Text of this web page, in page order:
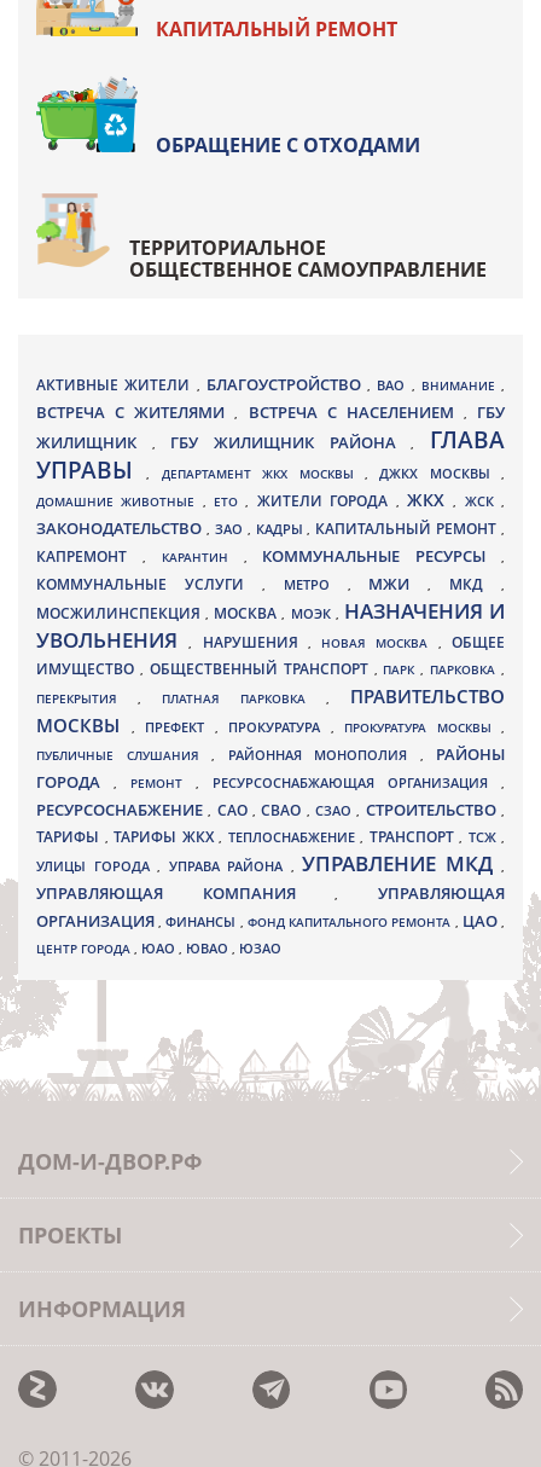
КАПИТАЛЬНЫЙ РЕМОНТ
ОБРАЩЕНИЕ С ОТХОДАМИ
ТЕРРИТОРИАЛЬНОЕ
ОБЩЕСТВЕННОЕ САМОУПРАВЛЕНИЕ
АКТИВНЫЕ ЖИТЕЛИ , БЛАГОУСТРОЙСТВО , ВАО , ВНИМАНИЕ ,
ВСТРЕЧА С ЖИТЕЛЯМИ, ВСТРЕЧА С НАСЕЛЕНИЕМ , ГБУ
ЖИЛИЩНИК
, ГБУ ЖИЛИЩНИК РАЙОНА, ГЛАВА
УПРАВЫ, ДЕПАРТАМЕНТ ЖКХ МОСКВЫ ,ДЖКХ МОСКВЫ ,
ДОМАШНИЕ ЖИВОТНЫЕ , ЕТО, ЖИТЕЛИ ГОРОДА , ЖКХ, ЖСК,
ЗАКОНОДАТЕЛЬСТВО , ЗАО , КАДРЫ, КАПИТАЛЬНЫЙ РЕМОНТ ,
КАПРЕМОНТ , КАРАНТИН , КОММУНАЛЬНЫЕ РЕСУРСЫ,
КОММУНАЛЬНЫЕ УСЛУГИ , МЕТРО , МЖИ, МКД ,
МОСЖИЛИНСПЕКЦИЯ, МОСКВА , МОЭК , НАЗНАЧЕНИЯ И
УВОЛЬНЕНИЯ, НАРУШЕНИЯ , НОВАЯ МОСКВА ,ОБЩЕЕ
ИМУЩЕСТВО , ОБЩЕСТВЕННЫЙ ТРАНСПОРТ , ПАРК, ПАРКОВКА ,
ПЕРЕКРЫТИЯ , ПЛАТНАЯ ПАРКОВКА , ПРАВИТЕЛЬСТВО
МОСКВЫ
, ПРЕФЕКТ , ПРОКУРАТУРА , ПРОКУРАТУРА МОСКВЫ ,
ПУБЛИЧНЫЕ СЛУШАНИЯ , РАЙОННАЯ МОНОПОЛИЯ , РАЙОНЫ
ГОРОДА
, РЕМОНТ , РЕСУРСОСНАБЖАЮЩАЯ ОРГАНИЗАЦИЯ ,
РЕСУРСОСНАБЖЕНИЕ, САО,СВАО ,СЗАО, СТРОИТЕЛЬСТВО,
ТАРИФЫ , ТАРИФЫ ЖКХ , ТЕПЛОСНАБЖЕНИЕ , ТРАНСПОРТ , ТСЖ ,
УЛИЦЫ ГОРОДА , УПРАВА РАЙОНА , УПРАВЛЕНИЕ МКД ,
УПРАВЛЯЮЩАЯ КОМПАНИЯ,УПРАВЛЯЮЩАЯ
ОРГАНИЗАЦИЯ,ФИНАНСЫ , ФОНД КАПИТАЛЬНОГО РЕМОНТА , ЦАО,
ЦЕНТР ГОРОДА , ЮАО , ЮВАО , ЮЗАО
ДОМ-И-ДВОР.РФ
ПРОЕКТЫ
ИНФОРМАЦИЯ
© 2011-2026